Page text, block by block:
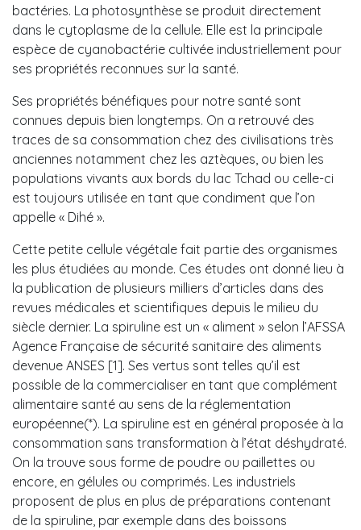
bactéries. La photosynthèse se produit directement
dans le cytoplasme de la cellule. Elle est la principale
espèce de cyanobactérie cultivée industriellement pour
ses propriétés reconnues sur la santé.
Ses propriétés bénéfiques pour notre santé sont
connues depuis bien longtemps. On a retrouvé des
traces de sa consommation chez des civilisations très
anciennes notamment chez les aztèques, ou bien les
populations vivants aux bords du lac Tchad ou celle-ci
est toujours utilisée en tant que condiment que l’on
appelle « Dihé ».
Cette petite cellule végétale fait partie des organismes
les plus étudiées au monde. Ces études ont donné lieu à
la publication de plusieurs milliers d’articles dans des
revues médicales et scientifiques depuis le milieu du
siècle dernier. La spiruline est un « aliment » selon l’AFSSA
Agence Française de sécurité sanitaire des aliments
devenue ANSES [1]. Ses vertus sont telles qu’il est
possible de la commercialiser en tant que complément
alimentaire santé au sens de la réglementation
européenne(*). La spiruline est en général proposée à la
consommation sans transformation à l’état déshydraté.
On la trouve sous forme de poudre ou paillettes ou
encore, en gélules ou comprimés. Les industriels
proposent de plus en plus de préparations contenant
de la spiruline, par exemple dans des boissons